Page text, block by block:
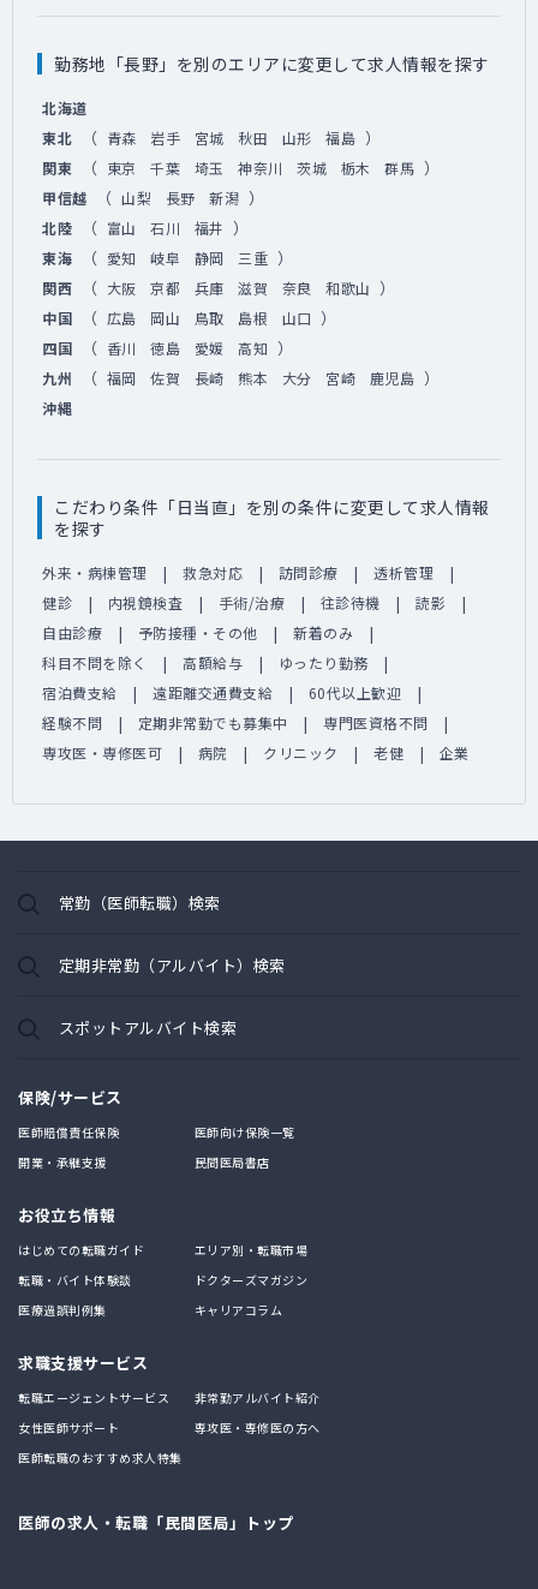
勤務地「長野」を別のエリアに変更して求人情報を探す
北海道
東北
（ 青森 岩手 宮城 秋田 山形 福島 ）
関東 （ 東京 千葉 埼玉 神奈川 茨城 栃木 群馬 ）
甲信越 （ 山梨 長野 新潟 ）
北陸 （ 富山 石川 福井 ）
東海 （ 愛知 岐阜 静岡 三重 ）
関西 （ 大阪 京都 兵庫 滋賀 奈良 和歌山 ）
中国 （ 広島 岡山 鳥取 島根 山口 ）
四国 （ 香川 徳島 愛媛 高知 ）
九州 （ 福岡 佐賀 長崎 熊本 大分 宮崎 鹿児島 ）
沖縄
こだわり条件「日当直」を別の条件に変更して求人情報
を探す
外来・病棟管理 救急対応 訪問診療
透析管理
健診
内視鏡検査 手術/治療 往診待機
読影
自由診療
予防接種・その他
新着のみ
科目不問を除く
高額給与
ゆったり勤務
宿泊費支給
遠距離交通費支給
60代以上歓迎
経験不問
定期非常勤でも募集中
専門医資格不問
専攻医・専修医可
病院 クリニック 老健 企業
常勤（医師転職）検索
定期非常勤（アルバイト）検索
スポットアルバイト検索
保険/サービス
医師賠償責任保険
医師向け保険一覧
開業・承継支援
民間医局書店
お役立ち情報
はじめての転職ガイド
エリア別・転職市場
転職・バイト体験談
ドクターズマガジン
医療過誤判例集
キャリアコラム
求職支援サービス
転職エージェントサービス
非常勤アルバイト紹介
女性医師サポート
専攻医・専修医の方へ
医師転職のおすすめ求人特集
医師の求人・転職「民間医局」トップ